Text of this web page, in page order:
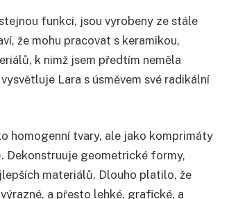
funkci, jsou vyrobeny ze stále
že mohu pracovat s keramikou,
k nimž jsem předtím neměla
Lara s úsměvem své radikální
homogenní tvary, ale jako komprimáty
Dekonstruuje geometrické formy,
materiálů. Dlouho platilo, že
a přesto lehké, grafické, a